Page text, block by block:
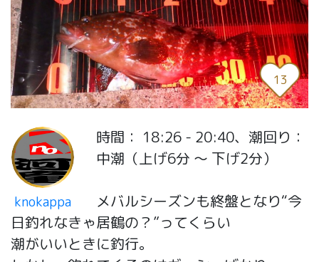
13
knokappa
時間： 18:26 - 20:40、潮回り：
中潮（上げ6分 〜 下げ2分）
メバルシーズンも終盤となり“今
日釣れなきゃ居鶴の？”ってくらい
潮がいいときに釣行。